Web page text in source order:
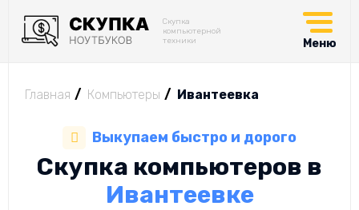
Скупка
компьютерной
техники
Меню
Главная Компьютеры Ивантеевка
Выкупаем быстро и дорого
Скупка компьютеров в
Ивантеевке